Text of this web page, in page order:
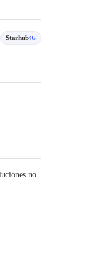
Starhub4G
no